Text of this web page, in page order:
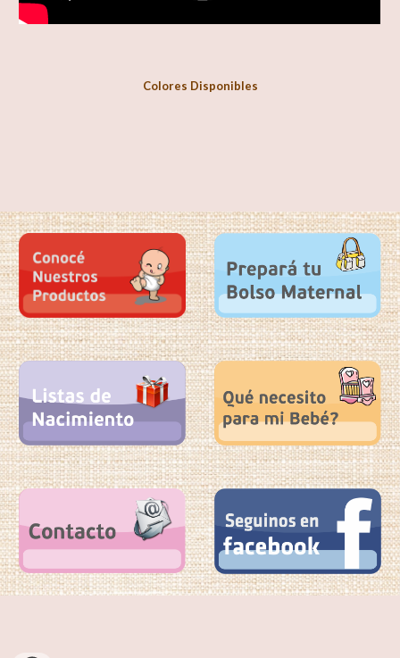
Colores Disponibles